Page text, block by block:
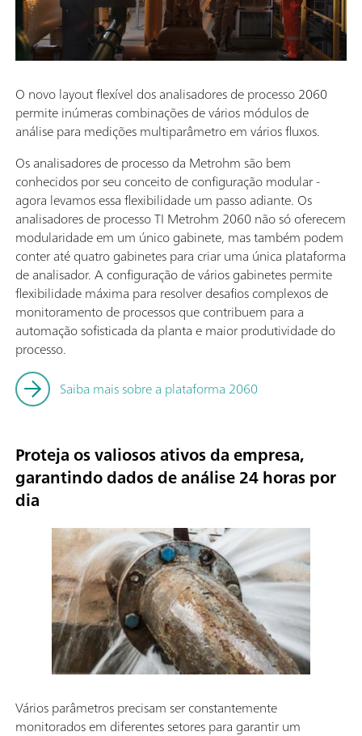
O novo layout flexível dos analisadores de processo 2060
permite inúmeras combinações de vários módulos de
análise para medições multiparâmetro em vários fluxos.
Os analisadores de processo da Metrohm são bem
conhecidos por seu conceito de configuração modular -
agora levamos essa flexibilidade um passo adiante. Os
analisadores de processo TI Metrohm 2060 não só oferecem
modularidade em um único gabinete, mas também podem
conter até quatro gabinetes para criar uma única plataforma
de analisador. A configuração de vários gabinetes permite
flexibilidade máxima para resolver desafios complexos de
monitoramento de processos que contribuem para a
automação sofisticada da planta e maior produtividade do
processo.
Saiba mais sobre a plataforma 2060
Proteja os valiosos ativos da empresa,
garantindo dados de análise 24 horas por
dia
Vários parâmetros precisam ser constantemente
monitorados em diferentes setores para garantir um